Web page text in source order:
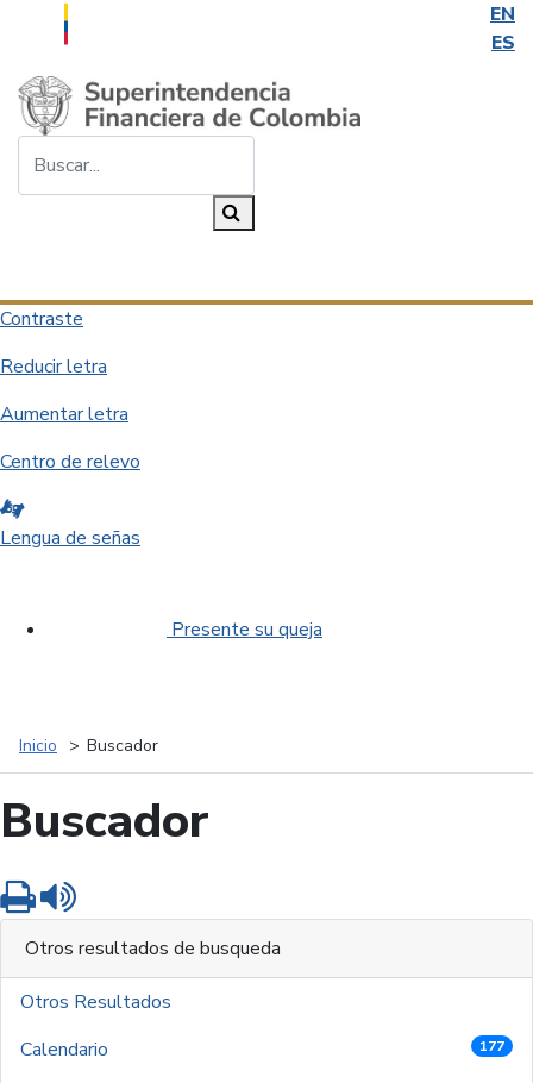
EN
ES
Saltar al contenido principal
Contraste
Reducir letra
Aumentar letra
Centro de relevo
Lengua de señas
Presente su queja
Inicio Buscador
Buscador
Imprimir
Otros resultados de busqueda
Otros Resultados
Calendario
177